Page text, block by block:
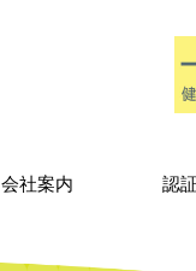
会社案内 認